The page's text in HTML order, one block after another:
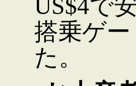
US$4で
搭乗ゲ
た。